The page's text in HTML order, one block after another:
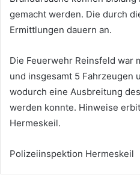
gemacht werden. Die durch
Ermittlungen dauern an.
Die Feuerwehr Reinsfeld war
und insgesamt 5 Fahrzeugen
wodurch eine Ausbreitung
werden konnte. Hinweise
Hermeskeil.
Polizeiinspektion Hermeskeil